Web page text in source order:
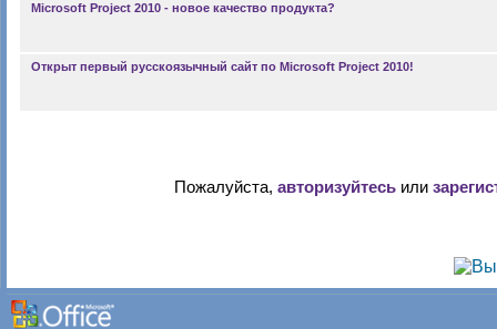
Microsoft Project 2010 - новое качество продукта?
Открыт первый русскоязычный сайт по Microsoft Project 2010!
Пожалуйста,авторизуйтесь или